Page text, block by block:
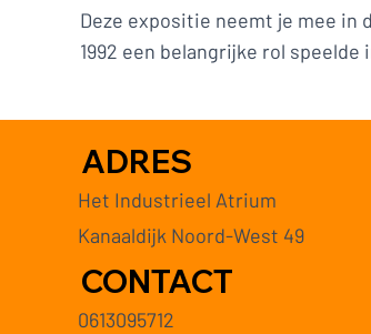
Deze expositie neemt je mee in
1992 een belangrijke rol speelde
ADRES
Het Industrieel Atrium
Kanaaldijk Noord-West 49
CONTACT
0613095712